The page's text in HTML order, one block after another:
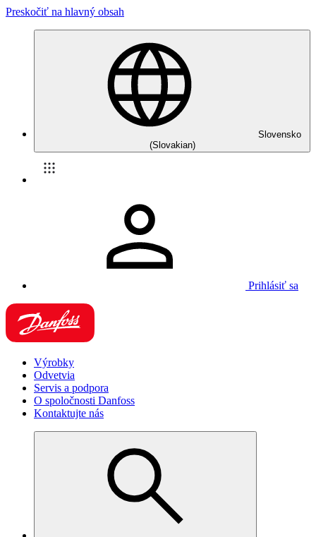
Preskočiť na hlavný obsah
Slovensko
(Slovakian)
Prihlásiť sa
Výrobky
Odvetvia
Servis a podpora
O spoločnosti Danfoss
Kontaktujte nás